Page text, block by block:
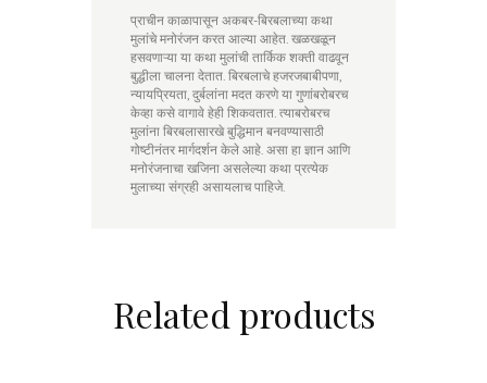
प्राचीन काळापासून अकबर-बिरबलाच्या कथा
मुलांचे मनोरंजन करत आल्या आहेत. खळखळून
हसवणाऱ्या या कथा मुलांची तार्किक शक्ती वाढवून
बुद्धीला चालना देतात. बिरबलाचे हजरजबाबीपणा,
न्यायप्रियता, दुर्बलांना मदत करणे या गुणांबरोबरच
केव्हा कसे वागावे हेही शिकवतात. त्याबरोबरच
मुलांना बिरबलासारखे बुद्धिमान बनवण्यासाठी
गोष्टीनंतर मार्गदर्शन केले आहे. असा हा ज्ञान आणि
मनोरंजनाचा खजिना असलेल्या कथा प्रत्येक
मुलाच्या संग्रही असायलाच पाहिजे.
Related products